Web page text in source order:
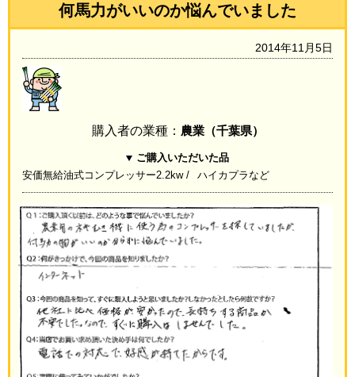
何馬力がいいのか悩んでいました
2014年11月5日
購入者の業種： 農業（千葉県）
ご購入いただいた品
安価無給油式コンプレッサー2.2kw
ハイカプラなど